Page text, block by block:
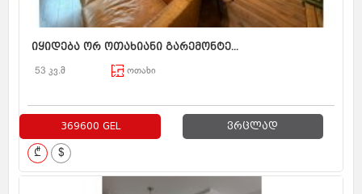
იყიდება ორ ოთახიანი გარემონტე...
53 კვ.მ ოთახი
369600 GEL ვრცლად
₾ $